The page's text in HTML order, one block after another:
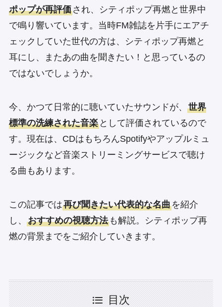
ポップが再評価され、シティポップ再燃と世界中
で鳴り響いています。当時FM雑誌を片手にエアチ
ェックしていた世代の方は、シティポップ再燃と
耳にし、またあの曲を聞きたい！と思っているの
ではないでしょうか。
今、かつて日常的に聴いていたサウンドが、 世界
標準の洗練された音楽として評価されているので
す。現在は、CDはもちろんSpotifyやアップルミュ
ージックなど音楽ストリーミングサービスで聴け
る曲もあります。
この記事では再び聞きたい代表的な名曲を紹介
し、 おすすめの視聴方法も解説。シティポップ再
燃の背景までをご紹介していきます。
目次